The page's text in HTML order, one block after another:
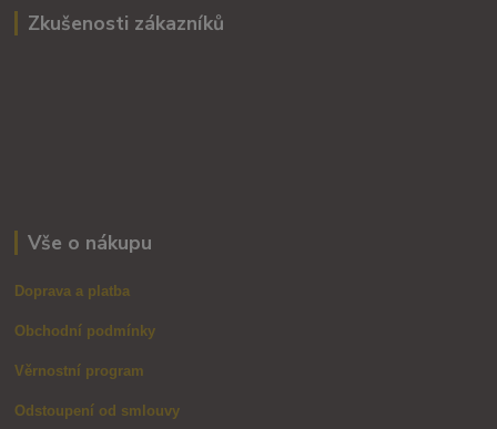
Zkušenosti zákazníků
Vše o nákupu
Doprava a platba
Obchodní podmínky
Věrnostní program
Odstoupení od smlouvy